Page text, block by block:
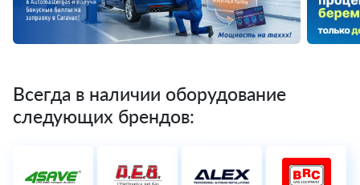
Всегда в наличии оборудование
следующих брендов: